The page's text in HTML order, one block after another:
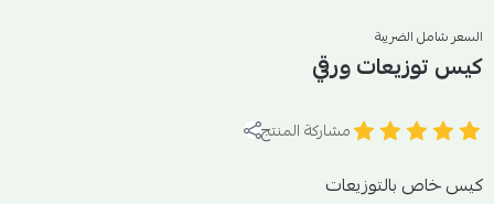
السعر شامل الضريبة
كيس توزيعات ورقي
مشاركة المنتج
كيس خاص بالتوزيعات